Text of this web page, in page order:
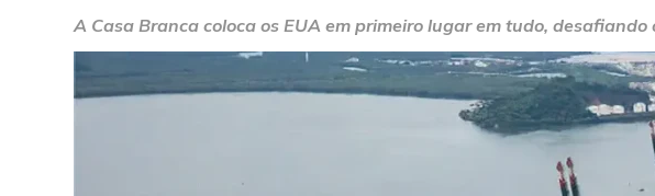
A Casa Branca coloca os EUA em primeiro lugar em tudo,